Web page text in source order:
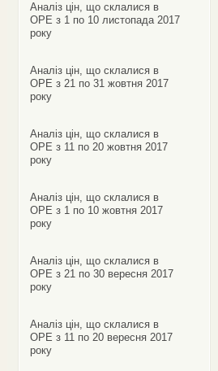
Аналіз цін, що склалися в
ОРЕ з 1 по 10 листопада 2017
року
Аналіз цін, що склалися в
ОРЕ з 21 по 31 жовтня 2017
року
Аналіз цін, що склалися в
ОРЕ з 11 по 20 жовтня 2017
року
Аналіз цін, що склалися в
ОРЕ з 1 по 10 жовтня 2017
року
Аналіз цін, що склалися в
ОРЕ з 21 по 30 вересня 2017
року
Аналіз цін, що склалися в
ОРЕ з 11 по 20 вересня 2017
року